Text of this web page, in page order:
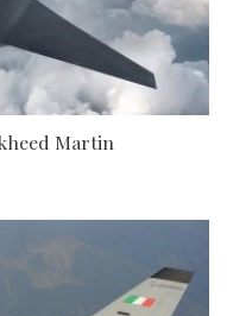
Martin